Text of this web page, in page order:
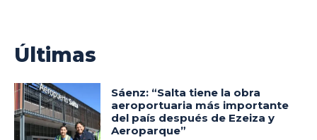
Últimas
Sáenz: “Salta tiene la obra
aeroportuaria más importante
del país después de Ezeiza y
Aeroparque”